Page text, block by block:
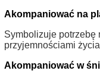
Akompaniować na
Symbolizuje potrzebę
przyjemnościami
Akompaniować w